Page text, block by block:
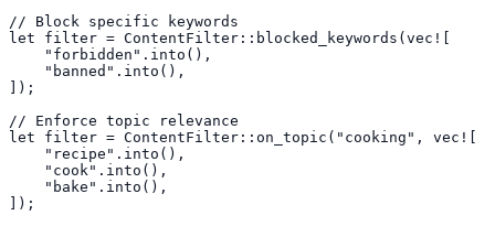
// Block specific keywords
let filter = ContentFilter::blocked_keywords(vec![
    "forbidden".into(),
    "banned".into(),
]);
// Enforce topic relevance
let filter = ContentFilter::on_topic("cooking", vec![
    "recipe".into(),
    "cook".into(),
    "bake".into(),
]);